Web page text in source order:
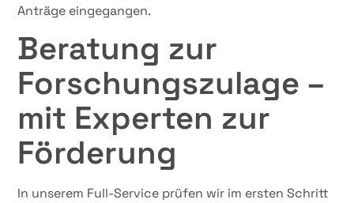
Anträge eingegangen.
Beratung zur
Forschungszulage –
mit Experten zur
Förderung
In unserem Full-Service prüfen wir im ersten Schritt